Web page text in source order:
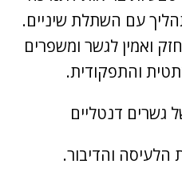
עם השתלת שיניים.
ואמין לגשר ומשפרים
והתפקודית.
גשרים דנטליים
הלעיסה והדיבור.